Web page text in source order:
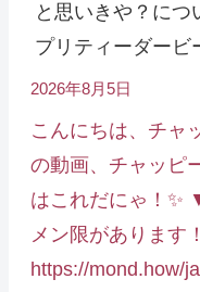
と思いきや？につ
プリティーダービ
2026年8月5日
こんにちは、チャ
の動画、チャッピ
はこれだにゃ！✨
メン限があります！
https://mond.how/